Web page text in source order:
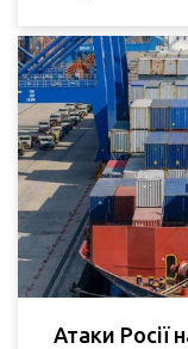
Атаки Росії